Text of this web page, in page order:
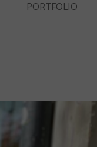
PORTFOLIO